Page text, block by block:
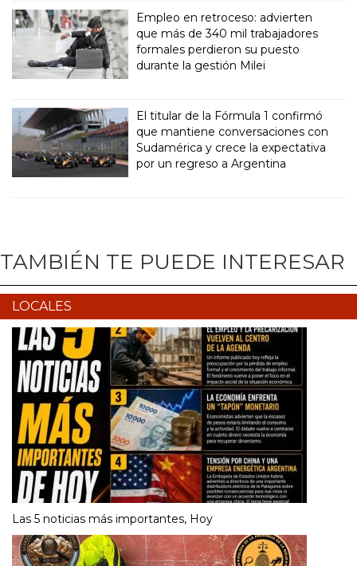
Empleo en retroceso: advierten
que más de 340 mil trabajadores
formales perdieron su puesto
durante la gestión Milei
El titular de la Fórmula 1 confirmó
que mantiene conversaciones con
Sudamérica y crece la expectativa
por un regreso a Argentina
TAMBIÉN TE PUEDE INTERESAR
LOCALES
Las 5 noticias más importantes, Hoy